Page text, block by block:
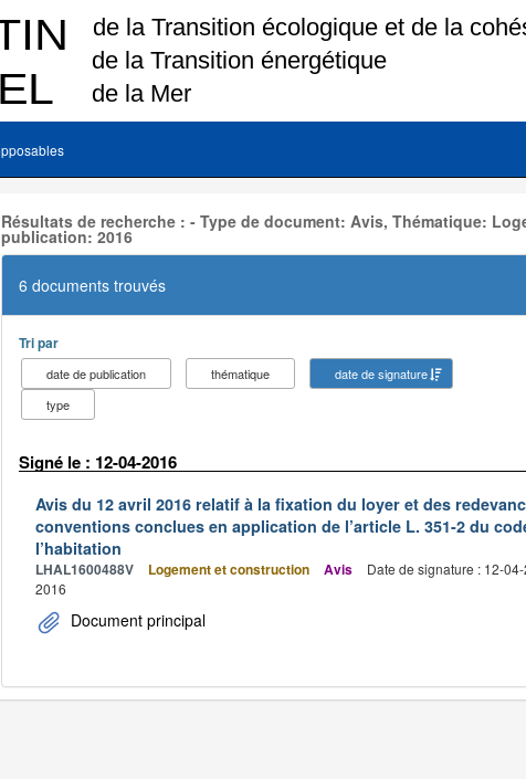
Résultats de recherche : - Type de document: Avis, Thématique:
publication: 2016
6 documents trouvés
Tri par
date de publication thématique
date de signature
type
Signé le : 12-04-2016
Avis du 12 avril 2016 relatif à la fixation du loyer et des
conventions conclues en application de l’article L. 351-2 du
l’habitation
LHAL1600488V Logement et construction Avis Date de signature : 12-
2016
Document principal